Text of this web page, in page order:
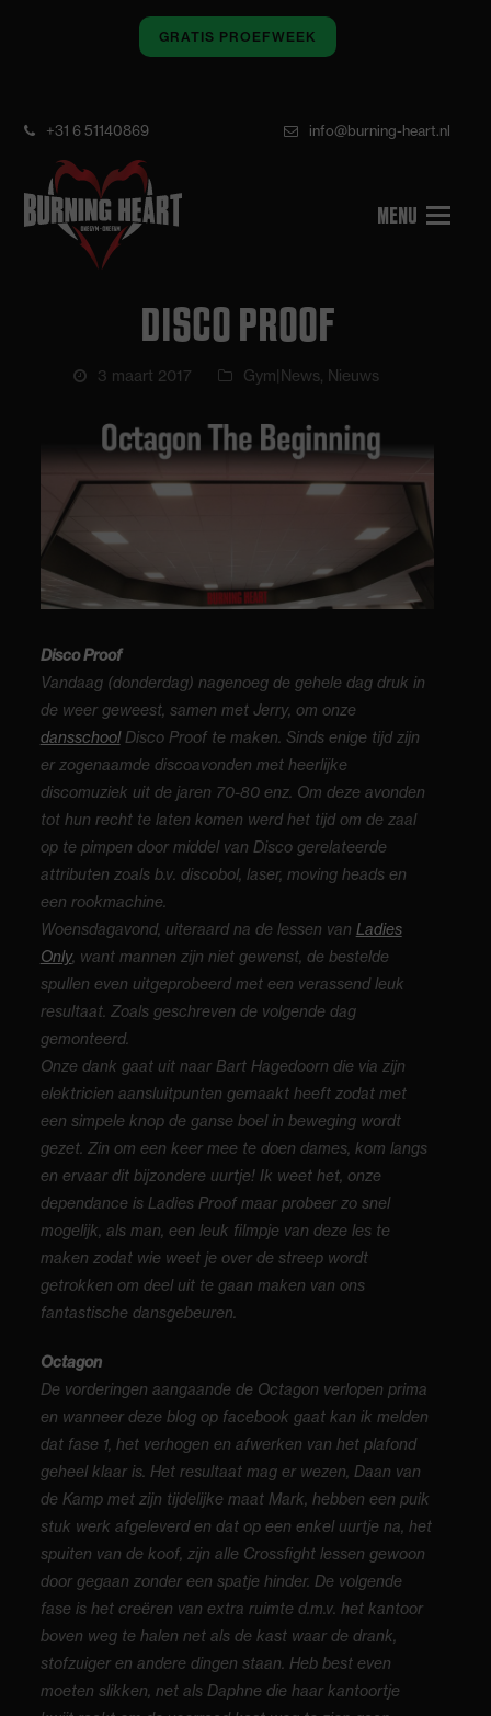
GRATIS PROEFWEEK
+31 6 51140869 info@burning-heart.nl
DISCO PROOF
3 maart 2017 Gym|News, Nieuws
Disco Proof
Vandaag (donderdag) nagenoeg de gehele dag druk in
de weer geweest, samen met Jerry, om onze
dansschoolDisco Proof te maken. Sinds enige tijd zijn
er zogenaamde discoavonden met heerlijke
discomuziek uit de jaren 70-80 enz. Om deze avonden
tot hun recht te laten komen werd het tijd om de zaal
op te pimpen door middel van Disco gerelateerde
attributen zoals b.v. discobol, laser, moving heads en
een rookmachine.
Woensdagavond, uiteraard na de lessen van Ladies
Only, want mannen zijn niet gewenst, de bestelde
spullen even uitgeprobeerd met een verassend leuk
resultaat. Zoals geschreven de volgende dag
gemonteerd.
Onze dank gaat uit naar Bart Hagedoorn die via zijn
elektricien aansluitpunten gemaakt heeft zodat met
een simpele knop de ganse boel in beweging wordt
gezet. Zin om een keer mee te doen dames, kom langs
en ervaar dit bijzondere uurtje! Ik weet het, onze
dependance is Ladies Proof maar probeer zo snel
mogelijk, als man, een leuk filmpje van deze les te
maken zodat wie weet je over de streep wordt
getrokken om deel uit te gaan maken van ons
fantastische dansgebeuren.
Octagon
De vorderingen aangaande de Octagon verlopen prima
en wanneer deze blog op facebook gaat kan ik melden
dat fase 1, het verhogen en afwerken van het plafond
geheel klaar is. Het resultaat mag er wezen, Daan van
de Kamp met zijn tijdelijke maat Mark, hebben een puik
stuk werk afgeleverd en dat op een enkel uurtje na, het
spuiten van de koof, zijn alle Crossfight lessen gewoon
door gegaan zonder een spatje hinder. De volgende
fase is het creëren van extra ruimte d.m.v. het kantoor
boven weg te halen net als de kast waar de drank,
stofzuiger en andere dingen staan. Heb best even
moeten slikken, net als Daphne die haar kantoortje